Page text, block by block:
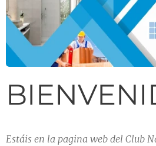
Estáis en la pagina web del Club